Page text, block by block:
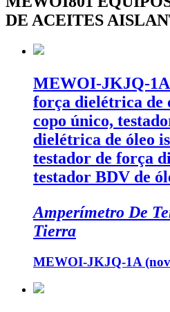
DE ACEITES
MEWOI-JKJQ-1A
força dielétrica de
copo único,
dielétrica de óleo
testador de força
testador BDV de
Amperímetro De
Tierra
MEWOI-JKJQ-1A